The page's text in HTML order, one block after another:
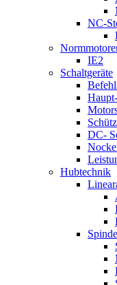
NC-
IE2
Schaltgeräte
DC-
Hubtechnik